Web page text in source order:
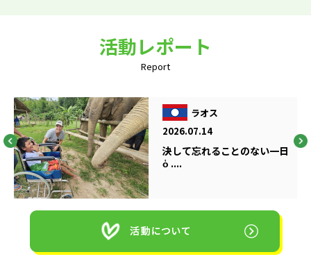
活動レポート
Report
ラオス
2026.07.14
決して忘れることのない一日
ὁ ....